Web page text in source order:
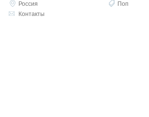
Россия
Поп
Контакты